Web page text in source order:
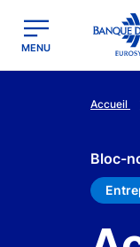
Banque de France -
MENU
Accueil
Bloc-